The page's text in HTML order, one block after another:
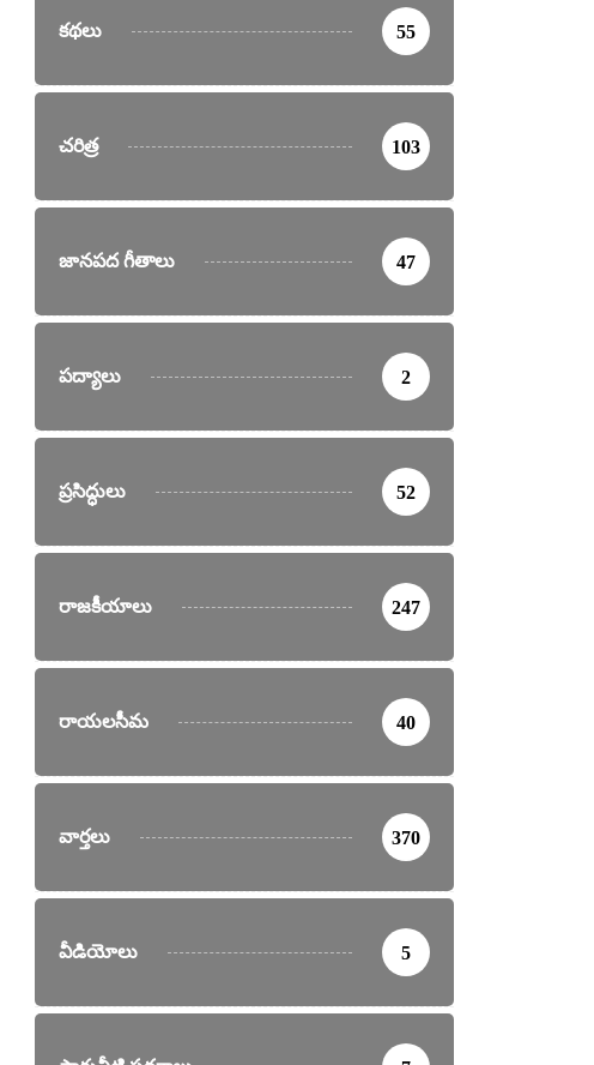
కథలు 55
చరిత్ర 103
జానపద గీతాలు 47
పద్యాలు 2
ప్రసిద్ధులు 52
రాజకీయాలు 247
రాయలసీమ 40
వార్తలు 370
వీడియోలు 5